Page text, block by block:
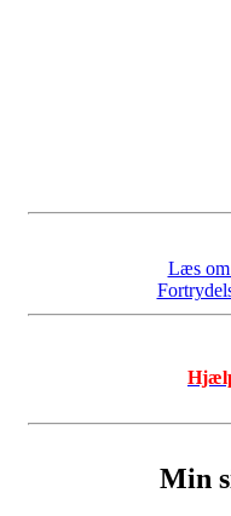
Læs
Min